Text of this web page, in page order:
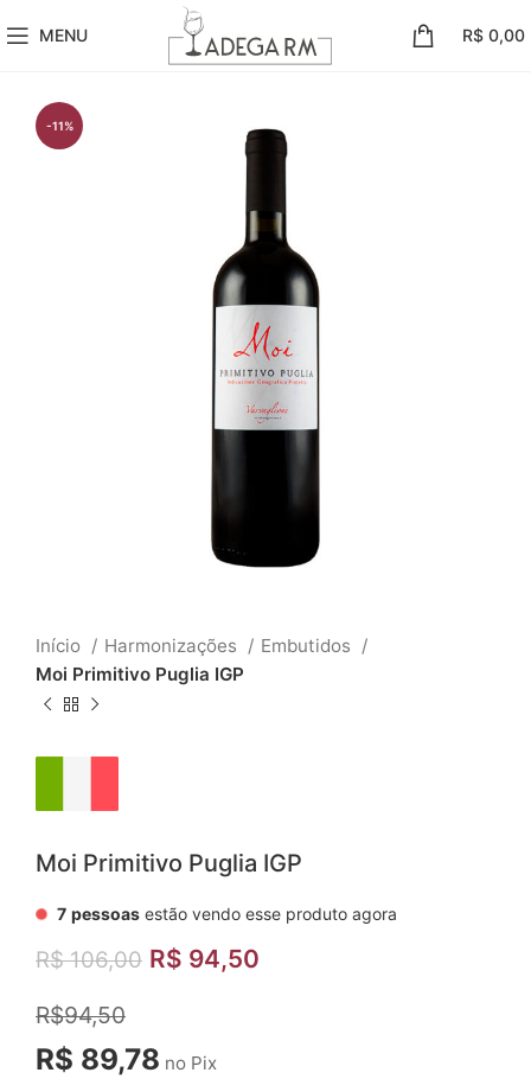
MENU R$ 0,00
-11%
Início Harmonizações
Embutidos
Moi Primitivo Puglia IGP
Moi Primitivo Puglia IGP
7 pessoas estão vendo esse produto agora
R$106,00 R$ 94,50
R$94,50
R$ 89,78 no Pix